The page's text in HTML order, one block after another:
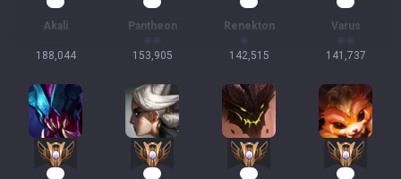
Akali
188,044
Pantheon
153,905
Renekton
142,515
Varus
141,737